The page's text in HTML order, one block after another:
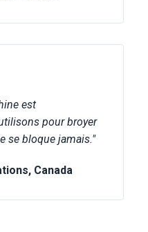
est
pour broyer
se bloque jamais."
Canada